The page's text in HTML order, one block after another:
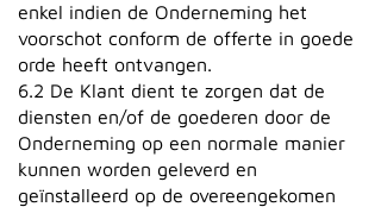
enkel indien de Onderneming het
voorschot conform de offerte in goede
orde heeft ontvangen.
6.2 De Klant dient te zorgen dat de
diensten en/of de goederen door de
Onderneming op een normale manier
kunnen worden geleverd en
geïnstalleerd op de overeengekomen